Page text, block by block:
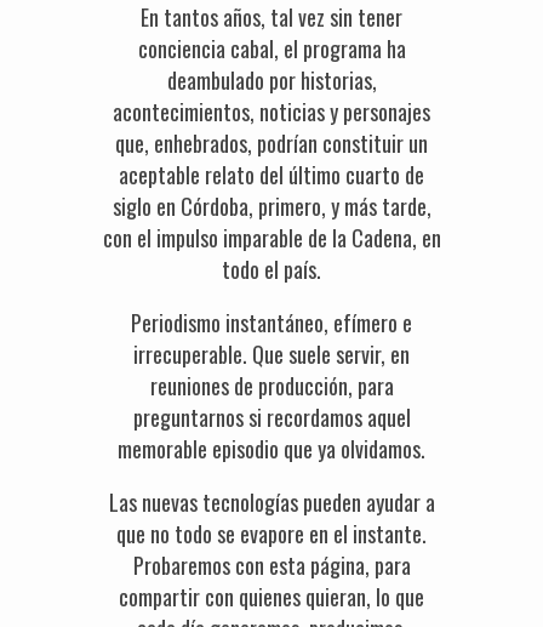
En tantos años, tal vez sin tener
conciencia cabal, el programa ha
deambulado por historias,
acontecimientos, noticias y personajes
que, enhebrados, podrían constituir un
aceptable relato del último cuarto de
siglo en Córdoba, primero, y más tarde,
con el impulso imparable de la Cadena, en
todo el país.
Periodismo instantáneo, efímero e
irrecuperable. Que suele servir, en
reuniones de producción, para
preguntarnos si recordamos aquel
memorable episodio que ya olvidamos.
Las nuevas tecnologías pueden ayudar a
que no todo se evapore en el instante.
Probaremos con esta página, para
compartir con quienes quieran, lo que